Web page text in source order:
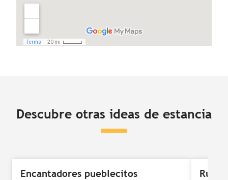
Descubre otras ideas de estancia
Encantadores pueblecitos
Ruta